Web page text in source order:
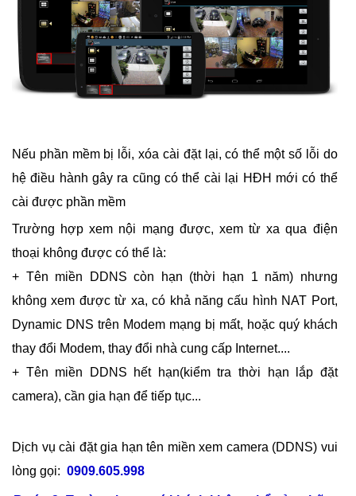
Nếu phần mềm bị lỗi, xóa cài đặt lại, có thể một số lỗi do
hệ điều hành gây ra cũng có thể cài lại HĐH mới có thể
cài được phần mềm
Trường hợp xem nội mạng được, xem từ xa qua điện
thoại không được có thể là:
+ Tên miền DDNS còn hạn (thời hạn 1 năm) nhưng
không xem được từ xa, có khả năng cấu hình NAT Port,
Dynamic DNS trên Modem mạng bị mất, hoặc quý khách
thay đổi Modem, thay đổi nhà cung cấp Internet....
+ Tên miền DDNS hết hạn(kiểm tra thời hạn lắp đặt
camera), cần gia hạn để tiếp tục...
Dịch vụ cài đặt gia hạn tên miền xem camera (DDNS) vui
lòng gọi: 0909.605.998